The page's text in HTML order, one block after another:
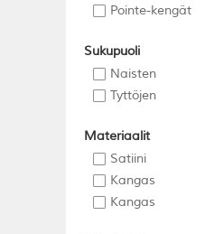
Pointe-kengät
Sukupuoli
Naisten
Tyttöjen
Materiaalit
Satiini
Kangas
Kangas